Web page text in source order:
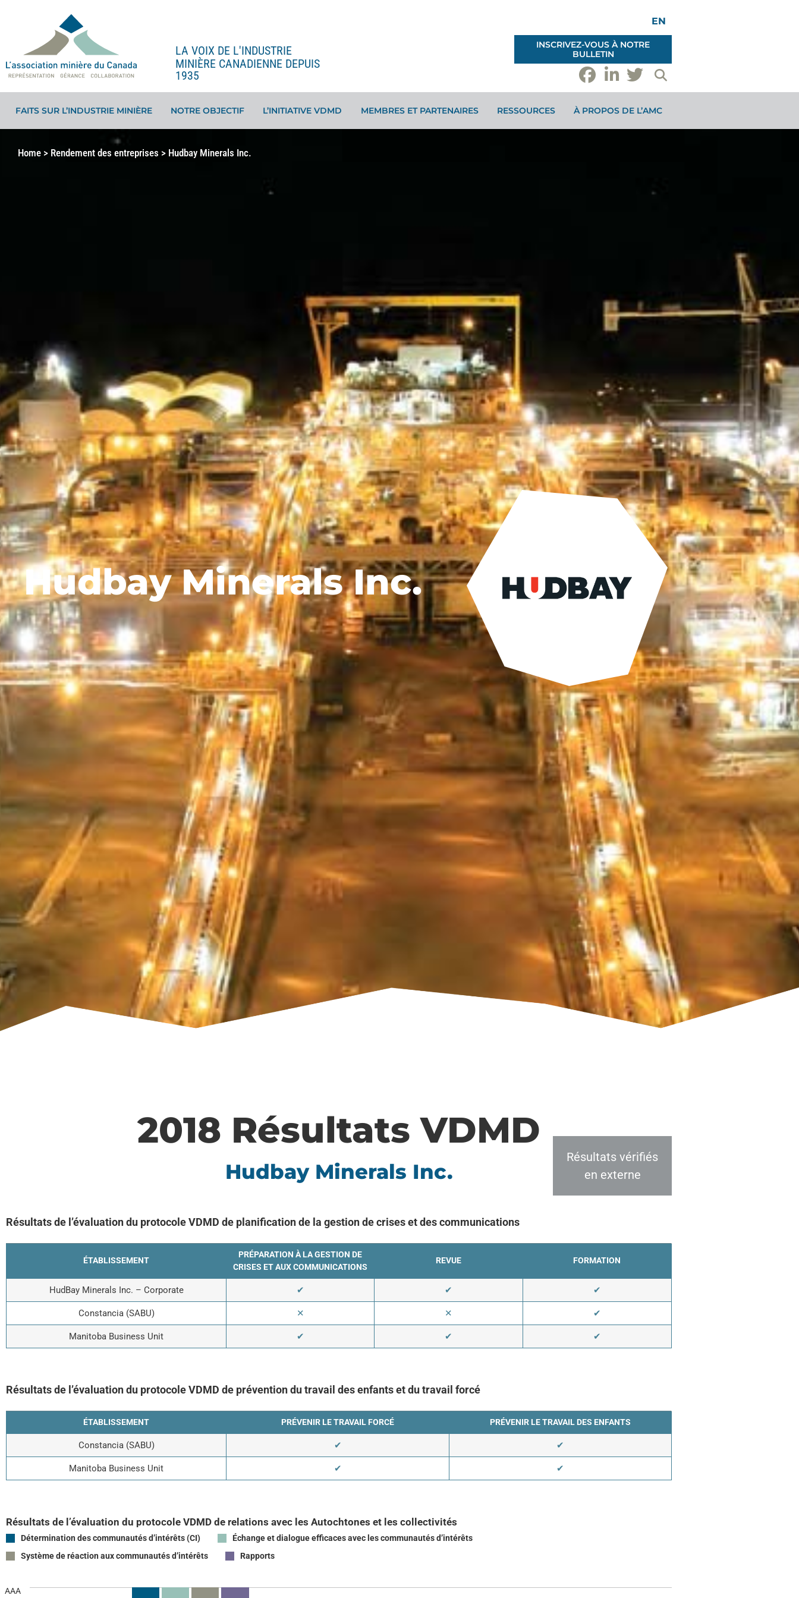
LA VOIX DE L'INDUSTRIE
MINIÈRE CANADIENNE DEPUIS
1935
EN
INSCRIVEZ-VOUS À NOTRE
BULLETIN
FAITS SUR L’INDUSTRIE MINIÈRE NOTRE OBJECTIF L’INITIATIVE VDMD MEMBRES ET PARTENAIRES RESSOURCES À PROPOS DE L’AMC
Home > Rendement des entreprises > Hudbay Minerals Inc.
Hudbay Minerals Inc.
Résultats vérifiés
en externe
2018 Résultats VDMD
Hudbay Minerals Inc.
Résultats de l’évaluation du protocole VDMD de planification de la gestion de crises et des communications
ÉTABLISSEMENT
PRÉPARATION À LA GESTION DE
CRISES ET AUX COMMUNICATIONS
REVUE FORMATION
HudBay Minerals Inc. – Corporate ✔ ✔ ✔
Constancia (SABU) ✕ ✕ ✔
Manitoba Business Unit ✔ ✔ ✔
Résultats de l’évaluation du protocole VDMD de prévention du travail des enfants et du travail forcé
ÉTABLISSEMENT PRÉVENIR LE TRAVAIL FORCÉ PRÉVENIR LE TRAVAIL DES ENFANTS
Constancia (SABU) ✔ ✔
Manitoba Business Unit ✔ ✔
Résultats de l’évaluation du protocole VDMD de relations avec les Autochtones et les collectivités
Détermination des communautés d’intérêts (CI)
Échange et dialogue efficaces avec les communautés d’intérêts
Système de réaction aux communautés d’intérêts
Rapports
AAA